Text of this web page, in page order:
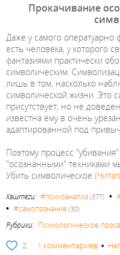
Прокачивание
Даже у самого
есть человека, у которого
фантазиями практически
символическим.
лишь в том, насколько
символической жизни. Это
присутствует, но не
известна ему в очень
адаптированной под
Поэтому процесс
"осознанными" техниками
Убить символическое
Хэштеги: #психоанализ (377) •
• #самопознание (30)
Рубрики: Психологическое
2 1 комментариев •